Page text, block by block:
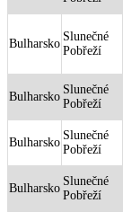
Bulharsko
Slunečné
Pobřeží
Bulharsko
Slunečné
Pobřeží
Bulharsko
Slunečné
Pobřeží
Bulharsko
Slunečné
Pobřeží